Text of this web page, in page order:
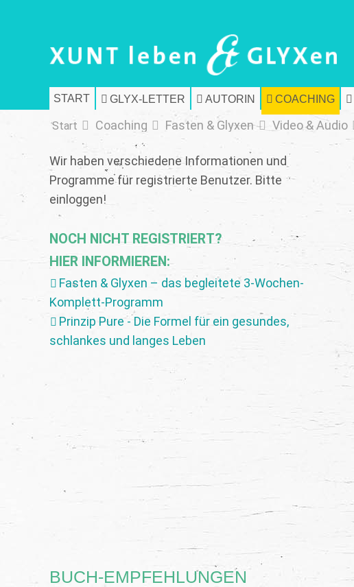
START GLYX-LETTER AUTORIN COACHING
Start Coaching Fasten & Glyxen Video & Audio
Wir haben verschiedene Informationen und
Programme für registrierte Benutzer. Bitte
einloggen!
NOCH NICHT REGISTRIERT?
HIER INFORMIEREN:
Fasten & Glyxen – das begleitete 3-Wochen-
Komplett-Programm
Prinzip Pure - Die Formel für ein gesundes,
schlankes und langes Leben
BUCH-EMPFEHLUNGEN